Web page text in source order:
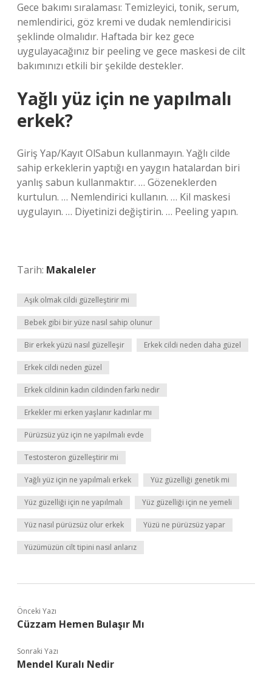
Gece bakımı sıralaması: Temizleyici, tonik, serum,
nemlendirici, göz kremi ve dudak nemlendiricisi
şeklinde olmalıdır. Haftada bir kez gece
uygulayacağınız bir peeling ve gece maskesi de cilt
bakımınızı etkili bir şekilde destekler.
Yağlı yüz için ne yapılmalı
erkek?
Giriş Yap/Kayıt OlSabun kullanmayın. Yağlı cilde
sahip erkeklerin yaptığı en yaygın hatalardan biri
yanlış sabun kullanmaktır. … Gözeneklerden
kurtulun. … Nemlendirici kullanın. … Kil maskesi
uygulayın. … Diyetinizi değiştirin. … Peeling yapın.
Tarih: Makaleler
Aşık olmak cildi güzelleştirir mi
Bebek gibi bir yüze nasıl sahip olunur
Bir erkek yüzü nasıl güzelleşir Erkek cildi neden daha güzel
Erkek cildi neden güzel
Erkek cildinin kadın cildinden farkı nedir
Erkekler mi erken yaşlanır kadınlar mı
Pürüzsüz yüz için ne yapılmalı evde
Testosteron güzelleştirir mi
Yağlı yüz için ne yapılmalı erkek Yüz güzelliği genetik mi
Yüz güzelliği için ne yapılmalı Yüz güzelliği için ne yemeli
Yüz nasıl pürüzsüz olur erkek Yüzü ne pürüzsüz yapar
Yüzümüzün cilt tipini nasıl anlarız
Önceki Yazı
Cüzzam Hemen Bulaşır Mı
Sonraki Yazı
Mendel Kuralı Nedir